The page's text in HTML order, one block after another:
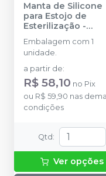
Manta de Silicone
para Estojo de
Esterilização -
INDUSBELLO
Embalagem com 1
unidade.
a partir de:
R$ 58,10 no Pix
ou R$ 59,90 nas
condições
Qtd :
Ver opções